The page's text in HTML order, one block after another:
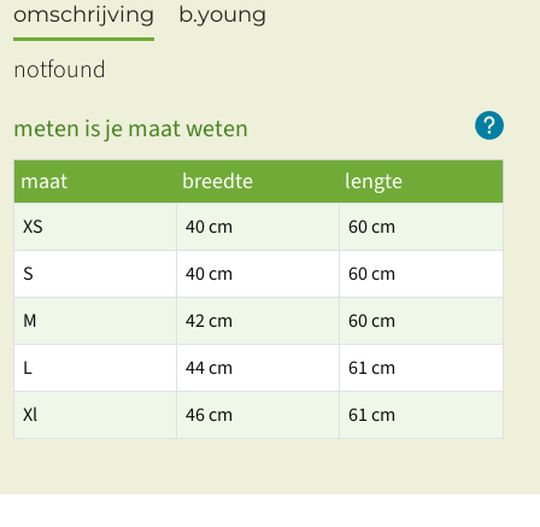
omschrijving b.young
notfound
meten is je maat weten
maat breedte lengte
XS 40 cm
60 cm
S
40 cm
60 cm
M
42 cm
60 cm
L
44 cm
61 cm
Xl
46 cm 61 cm